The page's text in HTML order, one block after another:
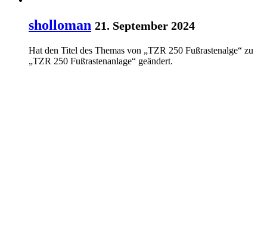
sholloman 21. September 2024
Hat den Titel des Themas von „TZR 250 Fußrastenalge“ zu
„TZR 250 Fußrastenanlage“ geändert.